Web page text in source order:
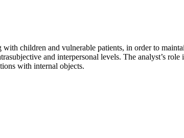
children and vulnerable patients, in order to
and interpersonal levels. The analyst’s role
with internal objects.